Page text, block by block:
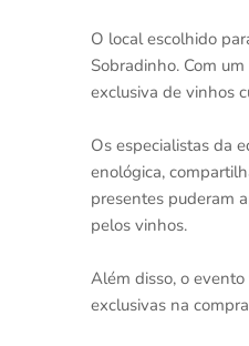
O local escolhido
Sobradinho. Com
exclusiva de vinhos
Os especialistas da
enológica,
presentes puderam
pelos vinhos.
Além disso, o
exclusivas na